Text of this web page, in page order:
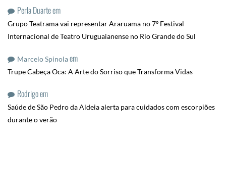
Perla Duarteem
Grupo Teatrama vai representar Araruama no 7º Festival
Internacional de Teatro Uruguaianense no Rio Grande do Sul
Marcelo Spinolaem
Trupe Cabeça Oca: A Arte do Sorriso que Transforma Vidas
Rodrigoem
Saúde de São Pedro da Aldeia alerta para cuidados com escorpiões
durante o verão